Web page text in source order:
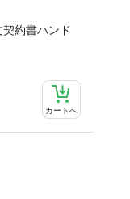
約書ハンド
カートへ